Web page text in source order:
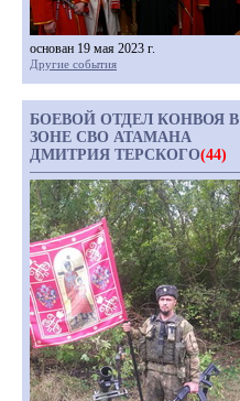
основан 19 мая 2023 г.
Другие события
БОЕВОЙ ОТДЕЛ КОНВОЯ В
ЗОНЕ СВО АТАМАНА
ДМИТРИЯ ТЕРСКОГО(44)